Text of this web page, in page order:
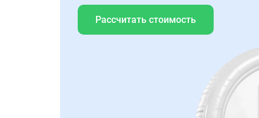
Рассчитать стоимость